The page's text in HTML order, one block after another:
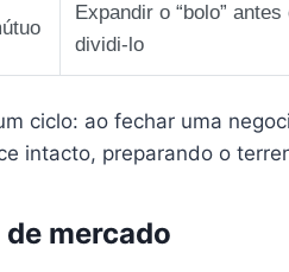
Expandir o “bolo” antes
dividi‑lo
ciclo: ao fechar uma
intacto, preparando o
mercado